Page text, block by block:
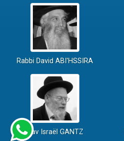
Rabbi David ABI'HSSIRA
Rav Israël GANTZ